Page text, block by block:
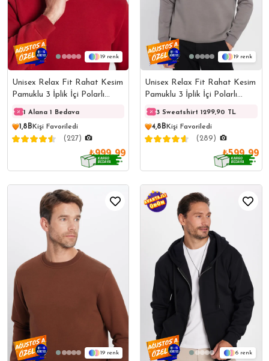
19
Unisex Relax Fit Rahat Kesim
Pamuklu 3 İplik İçi Polarlı
Basic Bordo Bisiklet Yaka
Sweatshirt
1 Alana 1 Bedava 1 Alana 1 Bedava
1,8B Kişi Favoriledi
(227)
₺999,99
19
Unisex Relax Fit Rahat Kesim
Pamuklu 3 İplik İçi Polarlı
Basic Gri Bisiklet Yaka
Sweatshirt
3 Sweatshirt 1299,90 TL
4,8B Kişi Favoriledi
(289)
₺599,99
19 6